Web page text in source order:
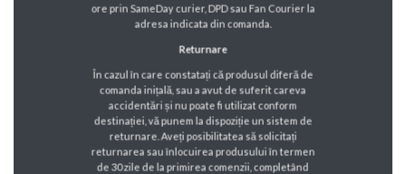
ore prin SameDay curier, DPD sau Fan Courier la
adresa indicata din comanda.
Returnare
În cazul în care constatați că produsul diferă de
comanda inițală, sau a avut de suferit careva
accidentări și nu poate fi utilizat conform
destinației, vă punem la dispoziție un sistem de
returnare. Aveți posibilitatea să solicitați
returnarea sau înlocuirea produsului în termen
de 30 zile de la primirea comenzii, completând